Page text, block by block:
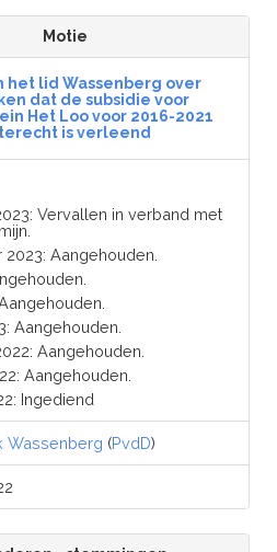
Motie
het lid Wassenberg over
dat de subsidie voor
Het Loo voor 2016-2021
is verleend
Vervallen in verband met
Aangehouden.
Aangehouden.
Aangehouden.
Aangehouden.
Ingediend
Wassenberg (PvdD)